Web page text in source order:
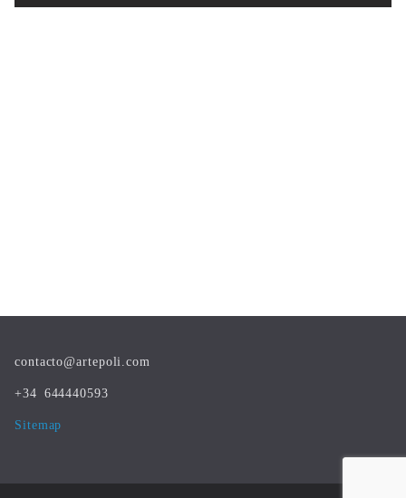
contacto@artepoli.com
+34 644440593
Sitemap